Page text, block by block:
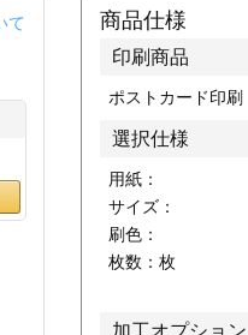
て 商品仕様
印刷商品
ポストカード印刷
選択仕様
用紙：
サイズ：
刷色：
枚数： 枚
加工オプション